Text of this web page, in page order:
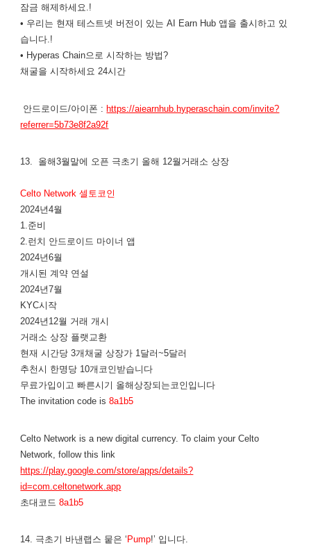
잠금 해제하세요.!
• 우리는 현재 테스트넷 버전이 있는 AI Earn Hub 앱을 출시하고 있
습니다.!
• Hyperas Chain으로 시작하는 방법?
채굴을 시작하세요 24시간
안드로이드/아이폰 :https://aiearnhub.hyperaschain.com/invite?
referrer=5b73e8f2a92f
13. 올해3월말에 오픈 극초기 올해 12월거래소 상장
Celto Network 셀토코인
2024년4월
1.준비
2.런치 안드로이드 마이너 앱
2024년6월
개시된 계약 연설
2024년7월
KYC시작
2024년12월 거래 개시
거래소 상장 플랫교환
현재 시간당 3개채굴 상장가 1달러~5달러
추천시 한명당 10개코인받습니다
무료가입이고 빠른시기 올해상장되는코인입니다
The invitation code is8a1b5
Celto Network is a new digital currency. To claim your Celto
Network, follow this link
https://play.google.com/store/apps/details?
id=com.celtonetwork.app
초대코드8a1b5
14. 극초기 바낸랩스 뭍은 ‘ Pump!’ 입니다.